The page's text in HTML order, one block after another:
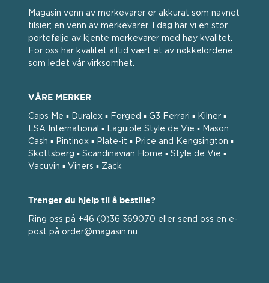
Magasin venn av merkevarer er akkurat som navnet
tilsier; en venn av merkevarer. I dag har vi en stor
portefølje av kjente merkevarer med høy kvalitet.
For oss har kvalitet alltid vært et av nøkkelordene
som ledet vår virksomhet.
VÅRE MERKER
Caps Me ▪ Duralex ▪ Forged ▪ G3 Ferrari ▪ Kilner ▪
LSA International ▪ Laguiole Style de Vie ▪ Mason
Cash ▪ Pintinox ▪ Plate-it ▪ Price and Kengsington ▪
Skottsberg ▪ Scandinavian Home ▪ Style de Vie ▪
Vacuvin ▪ Viners ▪ Zack
Trenger du hjelp til å bestille?
Ring oss på +46 (0)36 369070 eller send oss ​​en e-
post på order@magasin.nu